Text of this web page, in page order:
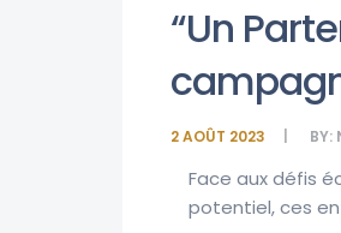
“Un
2 AOÛT 2023 BY:
Face aux défis
potentiel, ces